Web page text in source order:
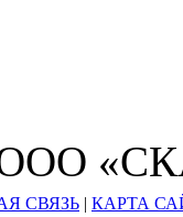
СВЯЗЬ | КАРТА